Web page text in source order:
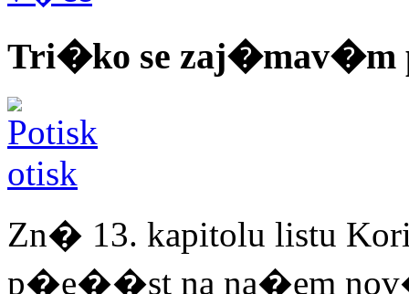
Tri�ko se zaj�mav�m
Zn� 13. kapitolu listu
p�e��st na na�em